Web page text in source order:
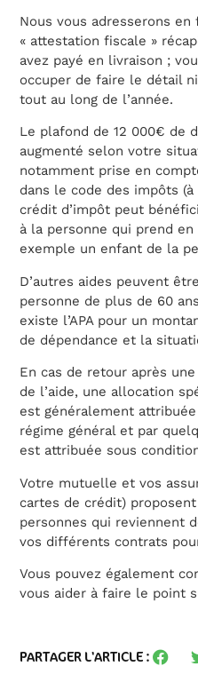
Nous vous adresserons en
« attestation fiscale »
avez payé en livraison ;
occuper de faire le détail
tout au long de l’année.
Le plafond de 12 000€ de
augmenté selon votre
notamment prise en
dans le code des impôts (à
crédit d’impôt peut
à la personne qui prend
exemple un enfant de la
D’autres aides peuvent
personne de plus de 60
existe l’APA pour un
de dépendance et la
En cas de retour après
de l’aide, une allocation
est généralement
régime général et par
est attribuée sous
Votre mutuelle et vos
cartes de crédit)
personnes qui reviennent
vos différents contrats
Vous pouvez également
vous aider à faire le point
PARTAGER L'ARTICLE :